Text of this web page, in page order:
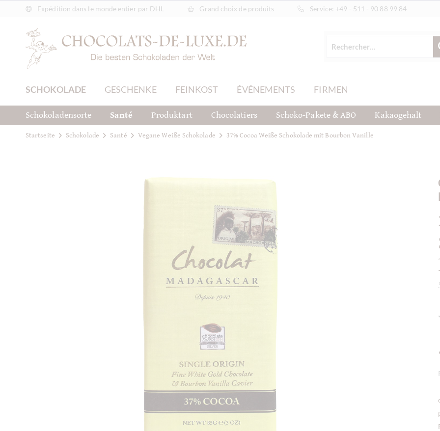
Expédition dans le monde entier par DHL Grand choix de produits Service: +49 - 511 - 90 88 99 84
SCHOKOLADE GESCHENKE FEINKOST ÉVÉNEMENTS FIRMEN
Schokoladensorte Santé Produktart Chocolatiers Schoko-Pakete & ABO Kakaogehalt
Startseite Schokolade Santé Vegane Weiße Schokolade 37% Cocoa Weiße Schokolade mit Bourbon Vanille